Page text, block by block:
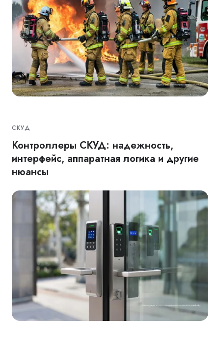
СКУД
Контроллеры СКУД: надежность,
интерфейс, аппаратная логика и другие
нюансы